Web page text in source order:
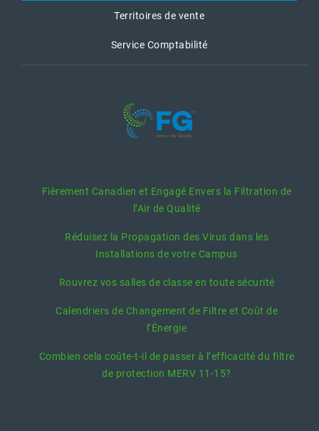
Territoires de vente
Service Comptabilité
Fièrement Canadien et Engagé Envers la Filtration de
l’Air de Qualité
Réduisez la Propagation des Virus dans les
Installations de votre Campus
Rouvrez vos salles de classe en toute sécurité
Calendriers de Changement de Filtre et Coût de
l’Énergie
Combien cela coûte-t-il de passer à l’efficacité du filtre
de protection MERV 11-15?